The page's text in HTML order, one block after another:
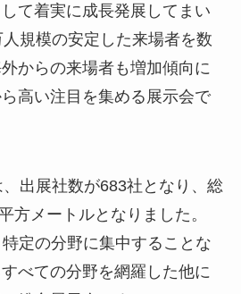
て着実に成長発展してまい
規模の安定した来場者を数
からの来場者も増加傾向に
高い注目を集める展示会で
出展社数が683社となり、総
方メートルとなりました。
定の分野に集中することな
べての分野を網羅した他に